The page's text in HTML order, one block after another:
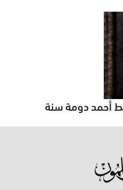
أحمد دومة سنة